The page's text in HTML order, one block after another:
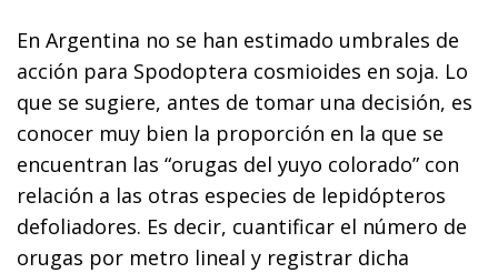
En Argentina no se han estimado umbrales de
acción para Spodoptera cosmioides en soja. Lo
que se sugiere, antes de tomar una decisión, es
conocer muy bien la proporción en la que se
encuentran las “orugas del yuyo colorado” con
relación a las otras especies de lepidópteros
defoliadores. Es decir, cuantificar el número de
orugas por metro lineal y registrar dicha